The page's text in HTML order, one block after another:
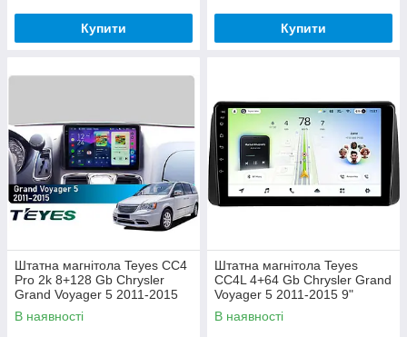
Купити Купити
Штатна магнітола Teyes CC4
Pro 2k 8+128 Gb Chrysler
Grand Voyager 5 2011-2015
9"
В наявності
Штатна магнітола Teyes
CC4L 4+64 Gb Chrysler Grand
Voyager 5 2011-2015 9"
В наявності